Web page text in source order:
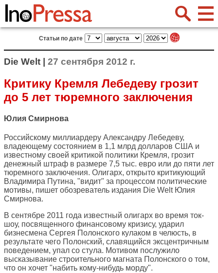
Статьи по дате
Die Welt | 27 сентября 2012 г.
Критику Кремля Лебедеву грозит
до 5 лет тюремного заключения
Юлия Смирнова
Российскому миллиардеру Александру Лебедеву,
владеющему состоянием в 1,1 млрд долларов США и
известному своей критикой политики Кремля, грозит
денежный штраф в размере 7,5 тыс. евро или до пяти лет
тюремного заключения. Олигарх, открыто критикующий
Владимира Путина, "видит" за процессом политические
мотивы, пишет обозреватель издания Die WeltЮлия
Смирнова.
В сентябре 2011 года известный олигарх во время ток-
шоу, посвященного финансовому кризису, ударил
бизнесмена Сергея Полонского кулаком в челюсть, в
результате чего Полонский, славящийся эксцентричным
поведением, упал со стула. Мотивом послужило
высказывание строительного магната Полонского о том,
что он хочет "набить кому-нибудь морду".